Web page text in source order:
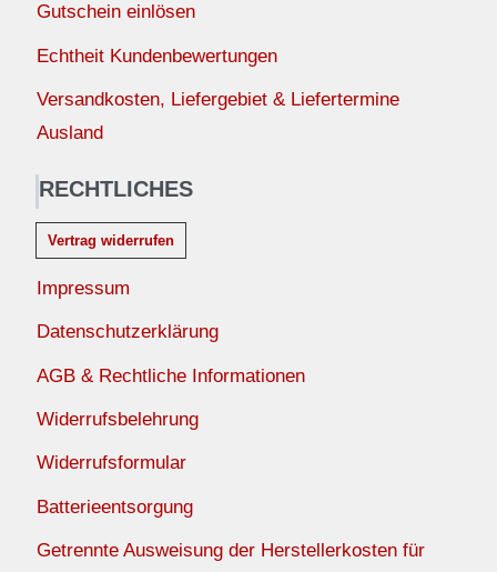
Gutschein einlösen
Echtheit Kundenbewertungen
Versandkosten, Liefergebiet & Liefertermine
Ausland
RECHTLICHES
Vertrag widerrufen
Impressum
Datenschutzerklärung
AGB & Rechtliche Informationen
Widerrufsbelehrung
Widerrufsformular
Batterieentsorgung
Getrennte Ausweisung der Herstellerkosten für